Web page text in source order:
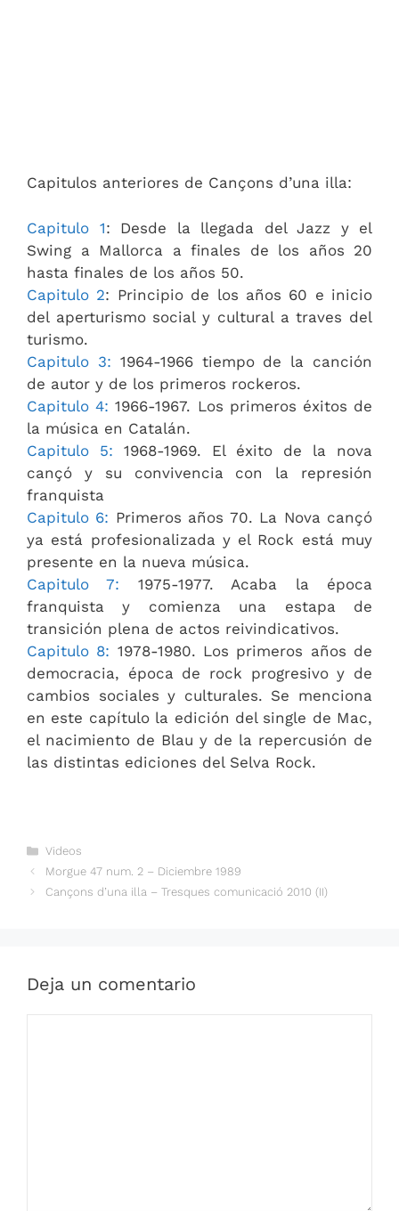
Capitulos anteriores de Cançons d’una illa:
Capitulo 1: Desde la llegada del Jazz y el
Swing a Mallorca a finales de los años 20
hasta finales de los años 50.
Capitulo 2: Principio de los años 60 e inicio
del aperturismo social y cultural a traves del
turismo.
Capitulo 3: 1964-1966 tiempo de la canción
de autor y de los primeros rockeros.
Capitulo 4: 1966-1967. Los primeros éxitos de
la música en Catalán.
Capitulo 5: 1968-1969. El éxito de la nova
cançó y su convivencia con la represión
franquista
Capitulo 6: Primeros años 70. La Nova cançó
ya está profesionalizada y el Rock está muy
presente en la nueva música.
Capitulo 7: 1975-1977. Acaba la época
franquista y comienza una estapa de
transición plena de actos reivindicativos.
Capitulo 8: 1978-1980. Los primeros años de
democracia, época de rock progresivo y de
cambios sociales y culturales. Se menciona
en este capítulo la edición del single de Mac,
el nacimiento de Blau y de la repercusión de
las distintas ediciones del Selva Rock.
Categorías
Videos
Morgue 47 num. 2 – Diciembre 1989
Cançons d’una illa – Tresques comunicació 2010 (II)
Deja un comentario